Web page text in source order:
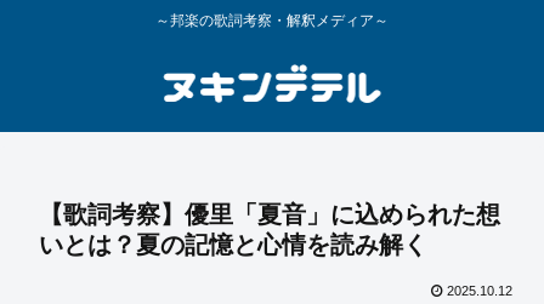
～邦楽の歌詞考察・解釈メディア～
【歌詞考察】優里「夏音」に込められた想
いとは？夏の記憶と心情を読み解く
2025.10.12